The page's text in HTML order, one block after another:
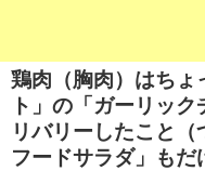
鶏肉（胸肉）はちょ
ト」の「ガーリッ
リバリーしたこと
フードサラダ」も